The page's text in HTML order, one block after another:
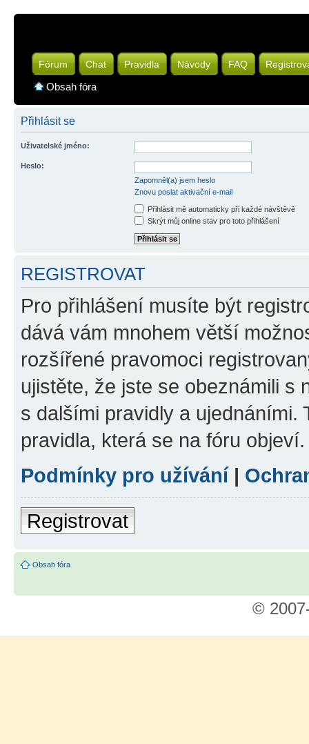
Fórum Chat Pravidla Návody FAQ
Obsah fóra
Přihlásit se
Uživatelské jméno:
Heslo:
Zapomněl(a) jsem heslo
Znovu poslat aktivační e-mail
Přihlásit mě automaticky při každé návštěvě
Skrýt můj online stav pro toto přihlášení
REGISTROVAT
Pro přihlášení musíte být
dává vám mnohem větší
rozšířené pravomoci
ujistěte, že jste se obeznámili s
s dalšími pravidly a ujednáními.
pravidla, která se na fóru objeví.
Podmínky pro užívání|
Registrovat
Obsah fóra
©